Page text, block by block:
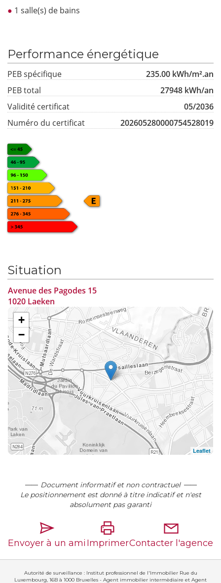
1 salle(s) de bains
Performance énergétique
PEB spécifique
235.00 kWh/m².an
PEB total
27948 kWh/an
Validité certificat
05/2036
Numéro du certificat
202605280000754528019
Situation
Avenue des Pagodes 15
1020 Laeken
+
−
Leaflet
Document informatif et non contractuel
Le positionnement est donné à titre indicatif et n'est
absolument pas garanti
Envoyer à un ami ImprimerContacter l'agence
Autorité de surveillance : Institut professionnel de l'Immobilier Rue du
Luxembourg, 16B à 1000 Bruxelles - Agent immobilier intermèdiaire et Agent